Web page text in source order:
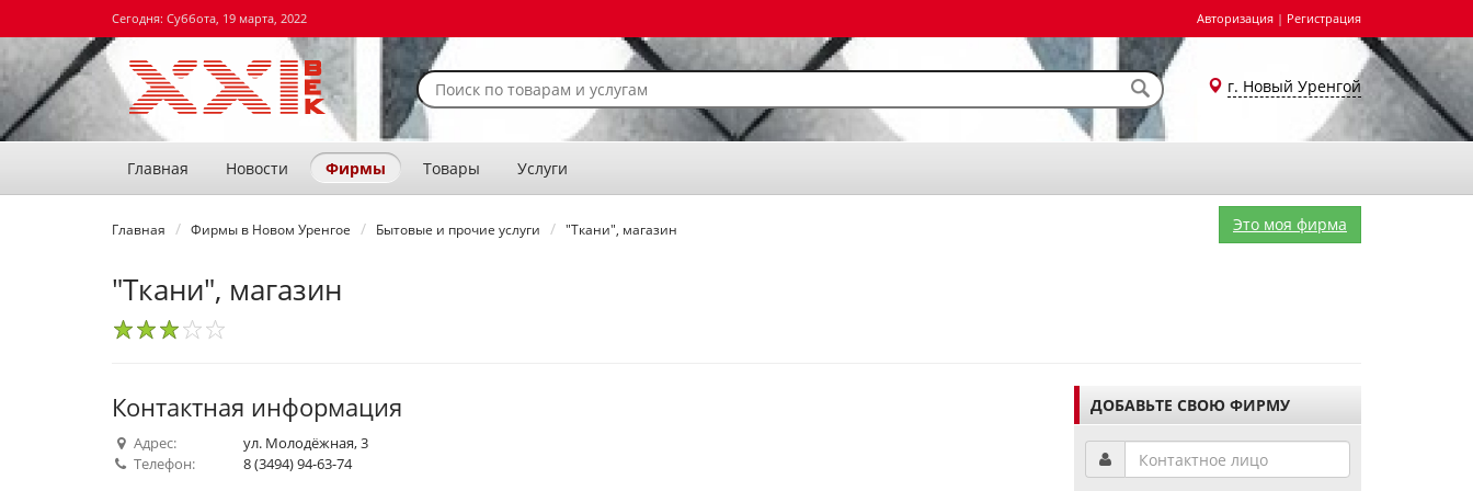
Сегодня: Суббота, 19 марта, 2022 Авторизация | Регистрация
г. Новый Уренгой
Главная Новости Фирмы Товары Услуги
Это моя фирма
Главная Фирмы в Новом Уренгое Бытовые и прочие услуги "Ткани", магазин
"Ткани", магазин
Контактная информация
Адрес:
ул. Молодёжная, 3
Телефон:
8 (3494) 94-63-74
ДОБАВЬТЕ СВОЮ ФИРМУ